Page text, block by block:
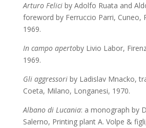
Arturo Felici by Adolfo Ruata and
foreword by Ferruccio Parri, Cuneo,
1969.
In campo apertoby Livio Labor,
1969.
Gli aggressori by Ladislav Mnacko,
Coeta, Milano, Longanesi, 1970.
Albano di Lucania: a monograph by
Salerno, Printing plant A. Volpe &